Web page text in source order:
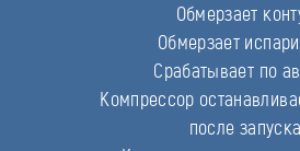
Обмерзает
Обмерзает
Срабатывает по
Компрессор
после запуска